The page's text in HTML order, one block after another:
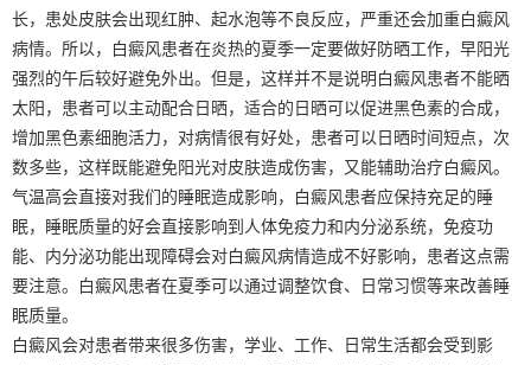
长，患处皮肤会出现红肿、起水泡等不良反应，严重还会加重白癜风
病情。所以，白癜风患者在炎热的夏季一定要做好防晒工作，早阳光
强烈的午后较好避免外出。但是，这样并不是说明白癜风患者不能晒
太阳，患者可以主动配合日晒，适合的日晒可以促进黑色素的合成，
增加黑色素细胞活力，对病情很有好处，患者可以日晒时间短点，次
数多些，这样既能避免阳光对皮肤造成伤害，又能辅助治疗白癜风。
气温高会直接对我们的睡眠造成影响，白癜风患者应保持充足的睡
眠，睡眠质量的好会直接影响到人体免疫力和内分泌系统，免疫功
能、内分泌功能出现障碍会对白癜风病情造成不好影响，患者这点需
要注意。白癜风患者在夏季可以通过调整饮食、日常习惯等来改善睡
眠质量。
白癜风会对患者带来很多伤害，学业、工作、日常生活都会受到影